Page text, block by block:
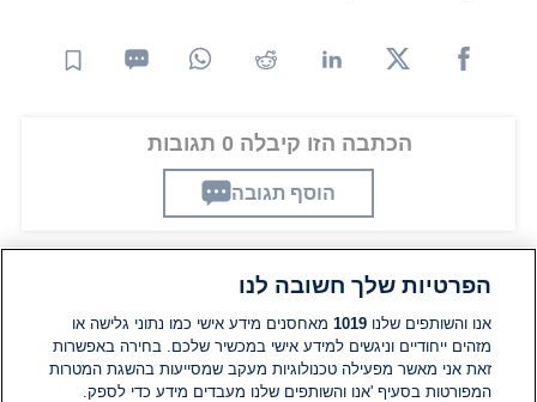
הכתבה הזו קיבלה 0 תגובות
הוסף תגובה
תגובות
אין עדיין תגובות. היה הראשון להגיב
הפרטיות שלך חשובה לנו
אנו והשותפים שלנו1019 מאחסנים מידע אישי כמו נתוני גלישה או
מזהים ייחודיים וניגשים למידע אישי במכשיר שלכם. בחירה באפשרות
זאת אני מאשר מפעילה טכנולוגיות מעקב שמסייעות בהשגת המטרות
המפורטות בסעיף 'אנו והשותפים שלנו מעבדים מידע כדי לספק.